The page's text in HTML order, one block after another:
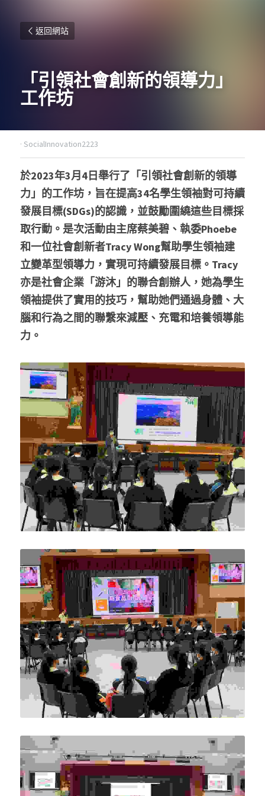
返回網站
「引領社會創新的領導力」
工作坊
· SocialInnovation2223
於2023年3月4日舉行了「引領社會創新的領導
力」的工作坊，旨在提高34名學生領袖對可持續
發展目標(SDGs)的認識，並鼓勵圍繞這些目標採
取行動。是次活動由主席蔡美碧、執委Phoebe
和一位社會創新者Tracy Wong幫助學生領袖建
立變革型領導力，實現可持續發展目標。Tracy
亦是社會企業「游沐」的聯合創辦人，她為學生
領袖提供了實用的技巧，幫助她們通過身體、大
腦和行為之間的聯繫來減壓、充電和培養領導能
力。